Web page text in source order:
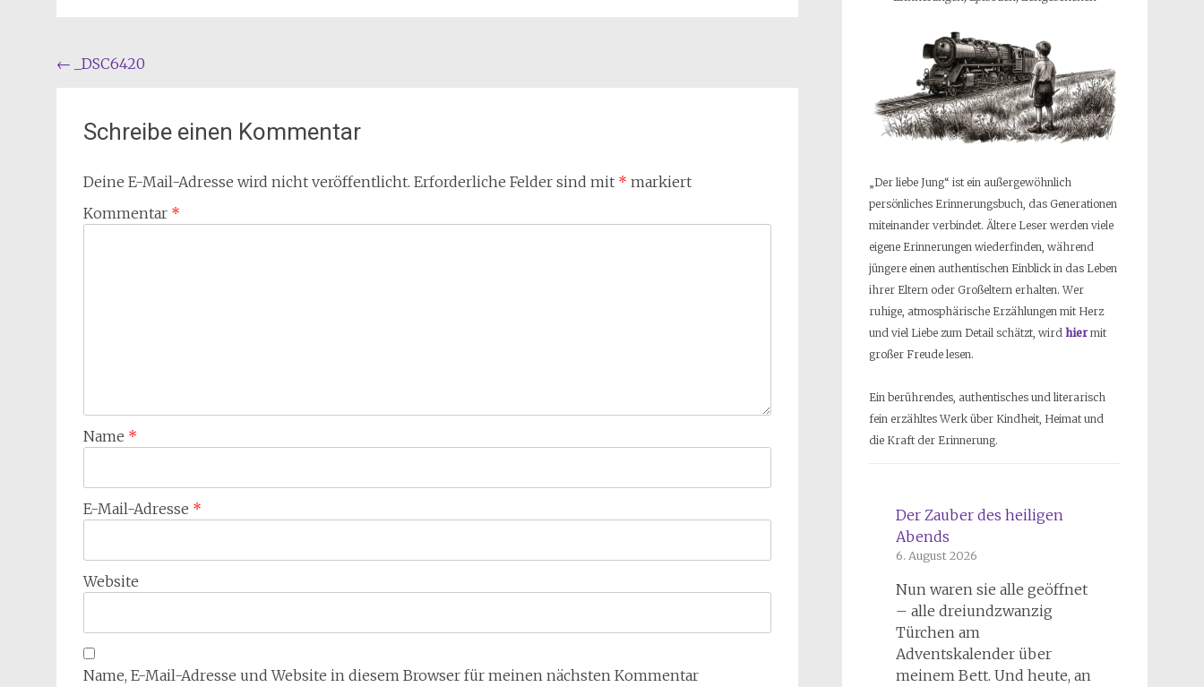
Beitragsnavigation
← _DSC6420
Schreibe einen Kommentar
Deine E-Mail-Adresse wird nicht veröffentlicht. Erforderliche Felder sind mit * markiert
Kommentar *
Name *
E-Mail-Adresse *
Website
Name, E-Mail-Adresse und Website in diesem Browser für meinen nächsten Kommentar
„Der liebe Jung“ ist ein außergewöhnlich
persönliches Erinnerungsbuch, das Generationen
miteinander verbindet. Ältere Leser werden viele
eigene Erinnerungen wiederfinden, während
jüngere einen authentischen Einblick in das Leben
ihrer Eltern oder Großeltern erhalten. Wer
ruhige, atmosphärische Erzählungen mit Herz
und viel Liebe zum Detail schätzt, wird hiermit
großer Freude lesen.
Ein berührendes, authentisches und literarisch
fein erzähltes Werk über Kindheit, Heimat und
die Kraft der Erinnerung.
Der Zauber des heiligen
Abends
6. August 2026
Nun waren sie alle geöffnet
– alle dreiundzwanzig
Türchen am
Adventskalender über
meinem Bett. Und heute, an